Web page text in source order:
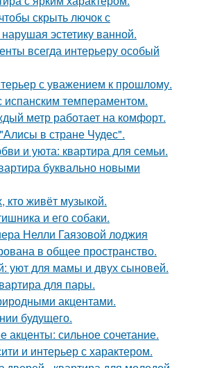
скрыть лючок с
эстетику ванной.
всегда интерьеру особый
с уважением к прошлому.
испанским темпераментом.
метр работает на комфорт.
в стране Чудес".
и уюта: квартира для семьи.
буквально новыми
кто живёт музыкой.
и его собаки.
Нелли Гаязовой лоджия
в общее пространство.
уют для мамы и двух сыновей.
для пары.
акцентами.
будущего.
акценты: сильное сочетание.
и интерьер с характером.